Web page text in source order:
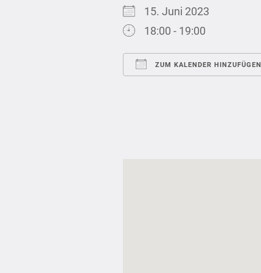
15. Juni 2023
18:00 - 19:00
ZUM KALENDER HINZUFÜGEN